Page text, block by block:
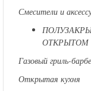
Смесители и
ОТКРЫТОМ
Газовый гриль-
Открытая кухня